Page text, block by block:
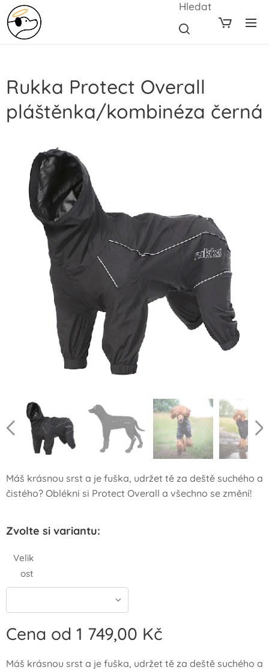
Hledat
Rukka Protect Overall
pláštěnka/kombinéza černá
Máš krásnou srst a je fuška, udržet tě za deště suchého a
čistého? Oblékni si Protect Overall a všechno se změní!
Zvolte si variantu:
Velik
ost
Cena od 1 749,00 Kč
Máš krásnou srst a je fuška, udržet tě za deště suchého a